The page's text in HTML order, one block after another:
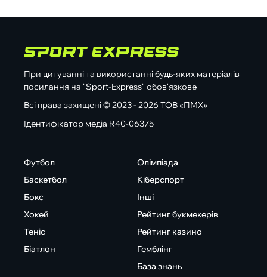
При цитуванні та використанні будь-яких матеріалів
посилання на "Sport-Express" обов'язкове
Всі права захищені © 2023 - 2026 ТОВ «ПМХ»
Ідентифікатор медіа R40-06375
Футбол
Баскетбол
Бокс
Хокей
Теніс
Біатлон
Олімпіада
Кіберспорт
Інші
Рейтинг букмекерів
Рейтинг казино
Гемблінг
База знань